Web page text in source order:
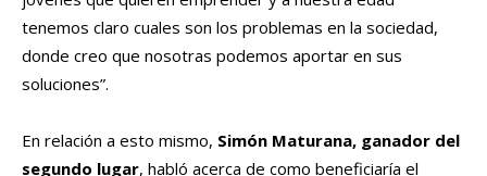
tenemos claro cuales son los problemas en la sociedad,
donde creo que nosotras podemos aportar en sus
soluciones”.
En relación a esto mismo, Simón Maturana, ganador del
segundo lugar, habló acerca de como beneficiaría el